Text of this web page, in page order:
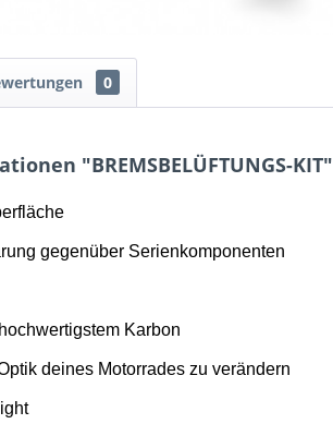
0
"BREMSBELÜFTUNGS-KIT"
gegenüber Serienkomponenten
Karbon
deines Motorrades zu verändern